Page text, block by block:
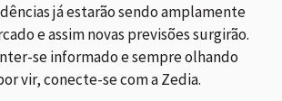
já estarão sendo amplamente
e assim novas previsões surgirão.
se informado e sempre olhando
vir, conecte-se com a Zedia.